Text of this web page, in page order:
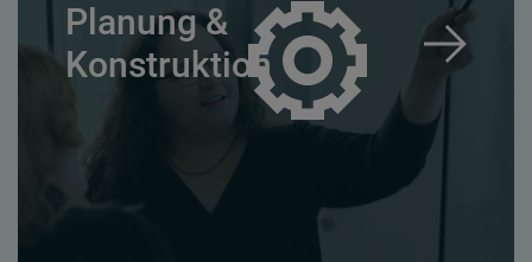
Planung &
Konstruktion